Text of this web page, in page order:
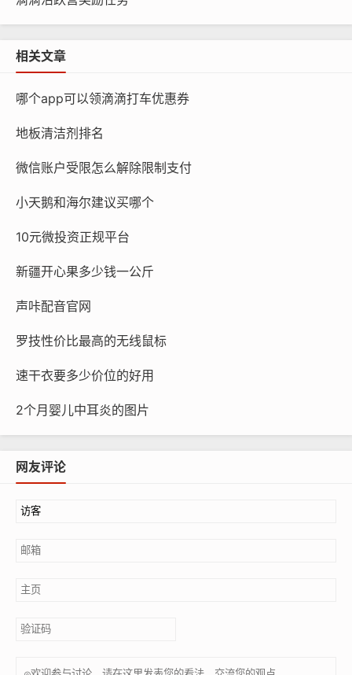
相关文章
哪个app可以领滴滴打车优惠券
地板清洁剂排名
微信账户受限怎么解除限制支付
小天鹅和海尔建议买哪个
10元微投资正规平台
新疆开心果多少钱一公斤
声咔配音官网
罗技性价比最高的无线鼠标
速干衣要多少价位的好用
2个月婴儿中耳炎的图片
网友评论